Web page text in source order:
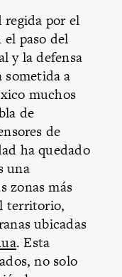
regida por el
paso del
y la defensa
sometida a
muchos
de
de
ha quedado
una
zonas más
territorio,
ubicadas
. Esta
no solo